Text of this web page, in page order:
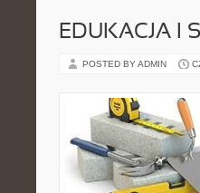
EDUKACJA I
POSTED BY ADMIN